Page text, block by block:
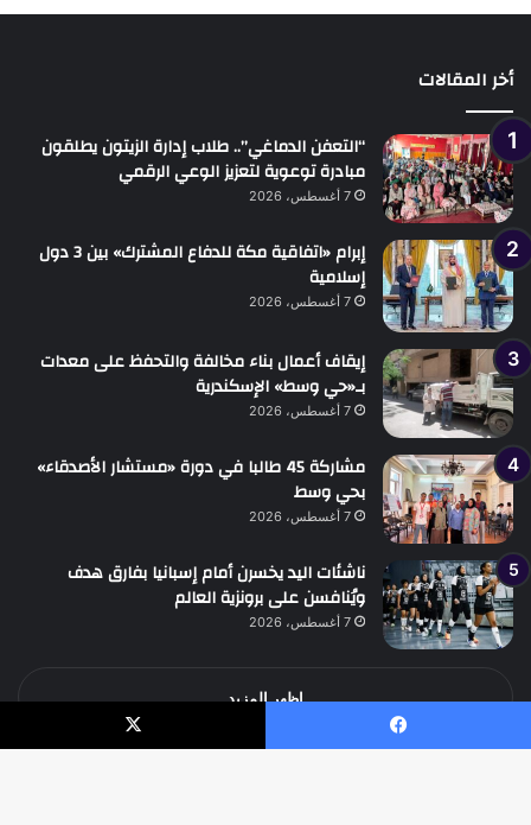
أخر المقالات
“التعفن الدماغي”.. طلاب إدارة الزيتون يطلقون
مبادرة توعوية لتعزيز الوعي الرقمي
7 أغسطس، 2026
إبرام «اتفاقية مكة للدفاع المشترك» بين 3 دول
إسلامية
7 أغسطس، 2026
إيقاف أعمال بناء مخالفة والتحفظ على معدات
بـ«حي وسط» الإسكندرية
7 أغسطس، 2026
مشاركة 45 طالبا في دورة «مستشار الأصدقاء»
بحي وسط
7 أغسطس، 2026
ناشئات اليد يخسرن أمام إسبانيا بفارق هدف
ويُنافسن على برونزية العالم
7 أغسطس، 2026
اظهر المزيد
فيسبوك ‫X